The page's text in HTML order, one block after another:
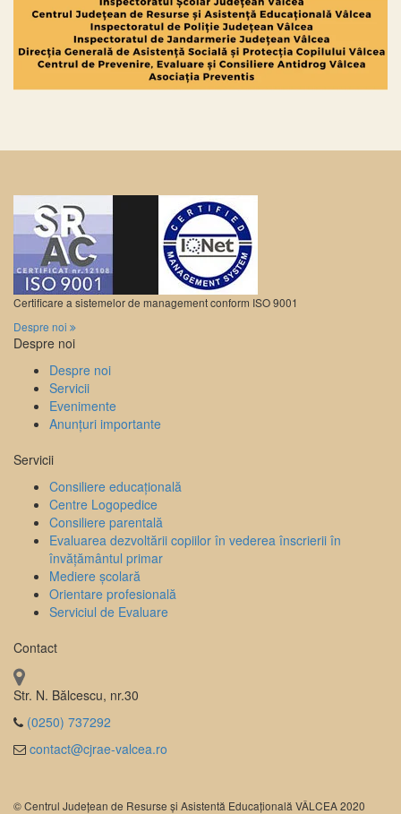
Certificare a sistemelor de management conform ISO 9001
Despre noi
Despre noi
Despre noi
Servicii
Evenimente
Anunțuri importante
Servicii
Consiliere educațională
Centre Logopedice
Consiliere parentală
Evaluarea dezvoltării copiilor în vederea înscrierii în
învățământul primar
Mediere școlară
Orientare profesională
Serviciul de Evaluare
Contact
Str. N. Bălcescu, nr.30
(0250) 737292
contact@cjrae-valcea.ro
© Centrul Județean de Resurse și Asistentă Educațională VÂLCEA 2020